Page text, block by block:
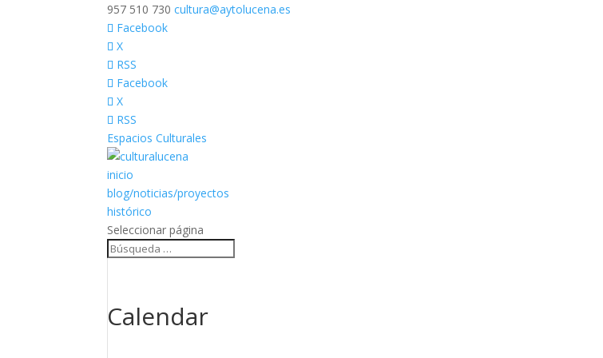
957 510 730 cultura@aytolucena.es
Facebook
X
RSS
Facebook
X
RSS
Espacios Culturales
inicio
blog/noticias/proyectos
histórico
Seleccionar página
Calendar